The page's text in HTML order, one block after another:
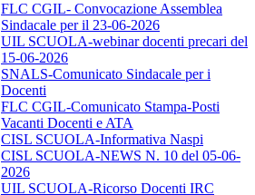
FLC CGIL- Convocazione Assemblea
Sindacale per il 23-06-2026
UIL SCUOLA-webinar docenti precari del
15-06-2026
SNALS-Comunicato Sindacale per i
Docenti
FLC CGIL-Comunicato Stampa-Posti
Vacanti Docenti e ATA
CISL SCUOLA-Informativa Naspi
CISL SCUOLA-NEWS N. 10 del 05-06-
2026
UIL SCUOLA-Ricorso Docenti IRC